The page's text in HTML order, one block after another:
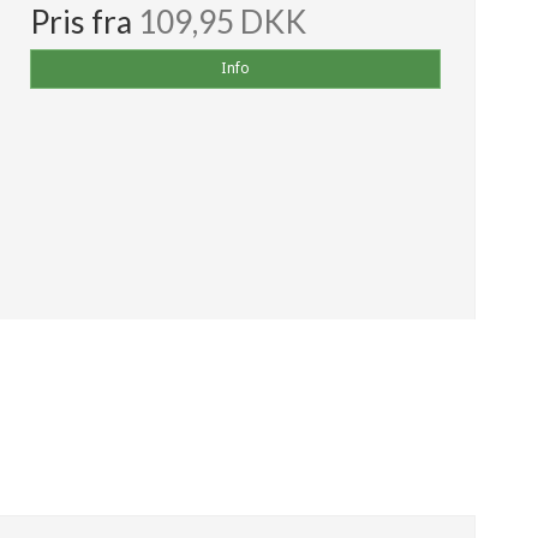
Pris fra 109,95 DKK
Info